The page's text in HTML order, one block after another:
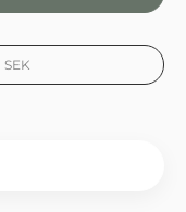
SEK